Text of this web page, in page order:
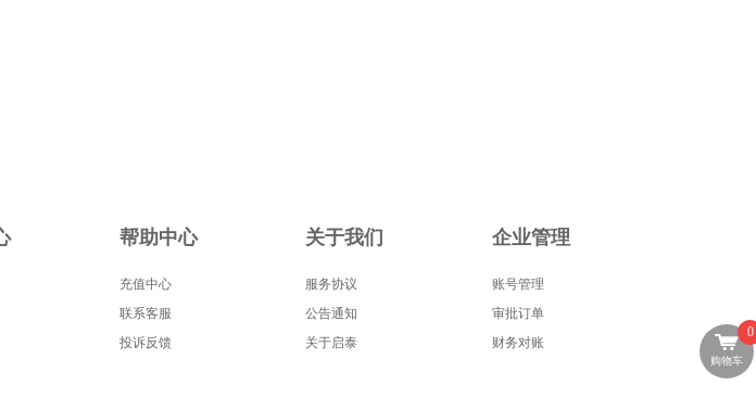
购物车
0
帮助中心
充值中心
联系客服
投诉反馈
关于我们
服务协议
公告通知
关于启泰
企业管理
账号管理
审批订单
财务对账